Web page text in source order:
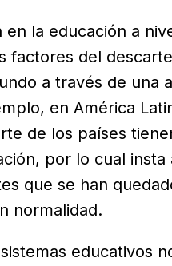
la educación a
factores del
a través de una
en América
de los países
por lo cual insta
que se han
normalidad.
educativos